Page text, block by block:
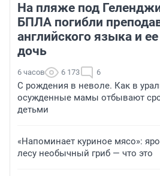
На пляже под
БПЛА погибли
английского языка и
дочь
6 часов 6 173 6
С рождения в неволе. Как в
осужденные мамы отбывают
детьми
«Напоминает куриное мясо»:
лесу необычный гриб — что это